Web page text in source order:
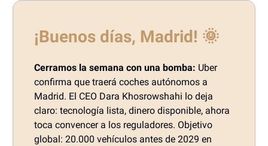
¡Buenos días, Madrid! 🌞
Cerramos la semana con una bomba: Uber
confirma que traerá coches autónomos a
Madrid. El CEO Dara Khosrowshahi lo deja
claro: tecnología lista, dinero disponible, ahora
toca convencer a los reguladores. Objetivo
global: 20.000 vehículos antes de 2029 en